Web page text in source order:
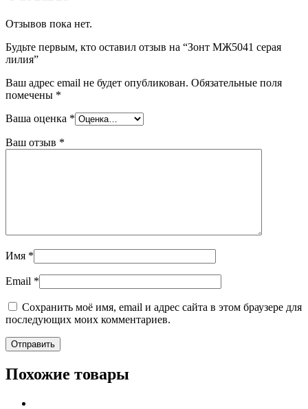
Отзывов пока нет.
Будьте первым, кто оставил отзыв на “Зонт МЖ5041 серая
лилия”
Ваш адрес email не будет опубликован. Обязательные поля
помечены *
Ваша оценка *
Ваш отзыв *
Имя *
Email *
Сохранить моё имя, email и адрес сайта в этом браузере для
последующих моих комментариев.
Похожие товары